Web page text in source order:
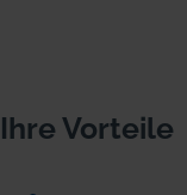
Ihre Vorteile